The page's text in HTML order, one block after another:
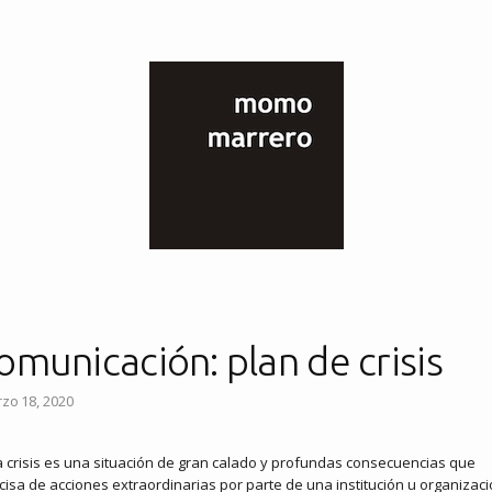
plan de crisis
18, 2020
crisis es una situación de gran calado y profundas consecuencias que
de acciones extraordinarias por parte de una institución u